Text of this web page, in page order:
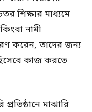
শিক্ষার মাধ্যমে
নামী
করেন, তাদের জন্য
কাজ করতে
মাঝারি